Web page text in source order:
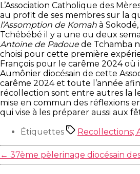
L’Association Catholique des
au profit de ses membres sur la
l’Assomption de Komah à Sokodé,
Tchébébé il y a une ou deux
Antoine de Padouede Tchamba
choisi pour cette première
François pour le carême 2024 où
Aumônier diocésain de cette
carême 2024 et toute l’année
récollection sont entre autres la
mise en commun des réflexions
qui vise à les préparer aussi aux
Étiquettes
Recollections;
← 37ème pèlerinage diocésain